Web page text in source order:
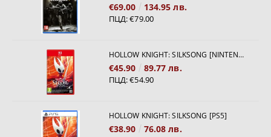
€69.00 134.95 лв.
ПЦД:€79.00
HOLLOW KNIGHT: SILKSONG [NINTENDO SWITCH 2]
€45.90 89.77 лв.
ПЦД:€54.90
HOLLOW KNIGHT: SILKSONG [PS5]
€38.90 76.08 лв.